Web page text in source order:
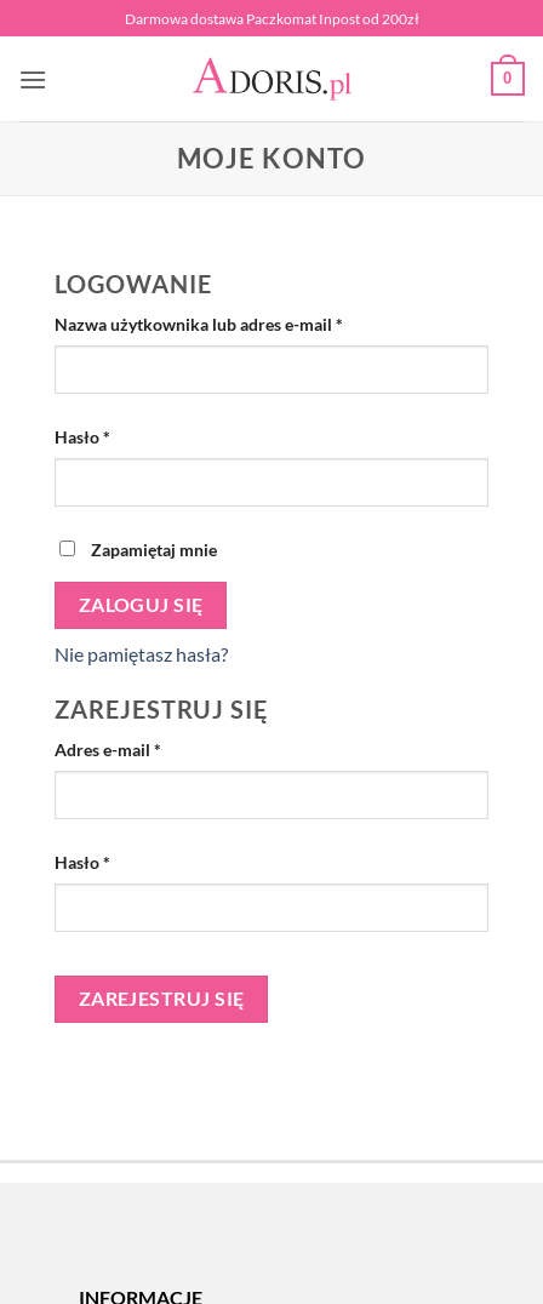
do
zawartości
Darmowa dostawa Paczkomat Inpost od 200zł
0
MOJE KONTO
LOGOWANIE
Nazwa użytkownika lub adres e-mail *
Hasło*
Zapamiętaj mnie
ZALOGUJ SIĘ
Nie pamiętasz hasła?
ZAREJESTRUJ SIĘ
Adres e-mail *
Hasło*
ZAREJESTRUJ SIĘ
INFORMACJE